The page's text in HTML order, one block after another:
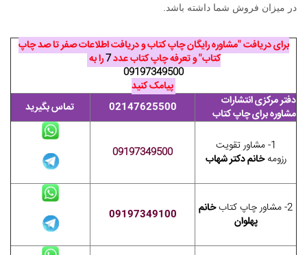
در میزان فروش شما داشته باشد.
برای دریافت "مشاوره رایگان چاپ کتاب و دریافت اطلاعات صفر تا صد چاپ
کتاب" و تعرفه چاپ کتاب عدد7را به
09197349500
پیامک کنید
دفتر مرکزی انتشارات
مشاوره برای چاپ کتاب
02147625500 تماس بگیرید
1- مشاور تقویت
رزومهخانم دکتر شهاب 09197349500
2- مشاور چاپ کتاب
خانم
پهلوان
09197349100